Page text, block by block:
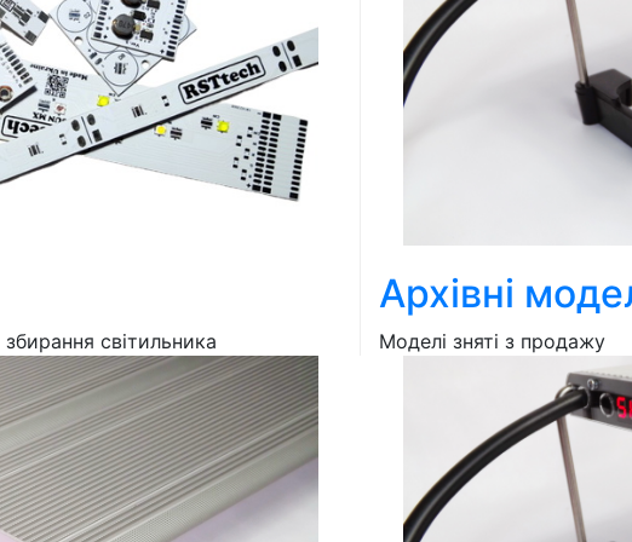
світильника
Архівні
Моделі зняті з продажу